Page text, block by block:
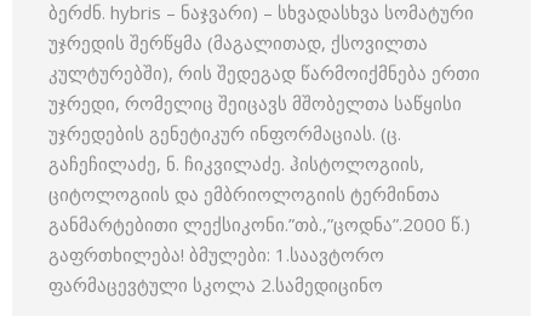
ბერძნ. hybris – ნაჯვარი) – სხვადასხვა სომატური
უჯრედის შერწყმა (მაგალითად, ქსოვილთა
კულტურებში), რის შედეგად წარმოიქმნება ერთი
უჯრედი, რომელიც შეიცავს მშობელთა საწყისი
უჯრედების გენეტიკურ ინფორმაციას. (ც.
გაჩეჩილაძე, ნ. ჩიკვილაძე. ჰისტოლოგიის,
ციტოლოგიის და ემბრიოლოგიის ტერმინთა
განმარტებითი ლექსიკონი.”თბ.,”ცოდნა”.2000 წ.)
გაფრთხილება! ბმულები: 1.საავტორო
ფარმაცევტული სკოლა 2.სამედიცინო